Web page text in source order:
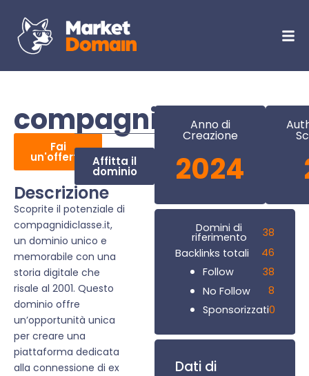
compagnidiclasse.it
Fai
un'offerta Affitta il
dominio
Descrizione
Scoprite il potenziale di
compagnidiclasse.it,
un dominio unico e
memorabile con una
storia digitale che
risale al 2001. Questo
dominio offre
un’opportunità unica
per creare una
piattaforma dedicata
alla connessione di ex
Anno di
Creazione
2024
Domini di
riferimento
38
Backlinks totali
46
Follow
38
No Follow
8
Sponsorizzati0
Dati di